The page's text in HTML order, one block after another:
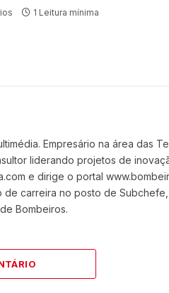
1 Leitura mínima
Empresário na área das
liderando projetos de
e dirige o portal
carreira no posto de
Bombeiros.